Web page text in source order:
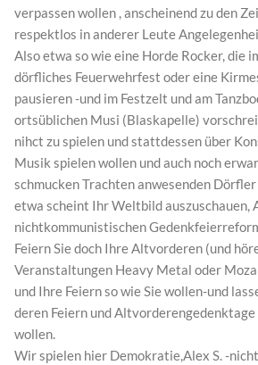
verpassen wollen , anscheinend zu den
respektlos in anderer Leute
Also etwa so wie eine Horde Rocker, die
dörfliches Feuerwehrfest oder eine
pausieren -und im Festzelt und am
ortsüblichen Musi (Blaskapelle)
nihct zu spielen und stattdessen über
Musik spielen wollen und auch noch
schmucken Trachten anwesenden Dörfler
etwa scheint Ihr Weltbild auszuschauen,
nichtkommunistischen
Feiern Sie doch Ihre Altvorderen (und
Veranstaltungen Heavy Metal oder
und Ihre Feiern so wie Sie wollen-und
deren Feiern und Altvorderengedenktage
wollen.
Wir spielen hier Demokratie,Alex S. -